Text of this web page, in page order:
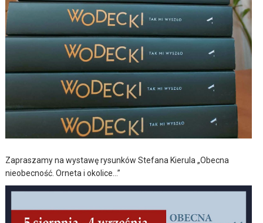
Zapraszamy na wystawę rysunków Stefana Kierula „Obecna
nieobecność. Orneta i okolice…”